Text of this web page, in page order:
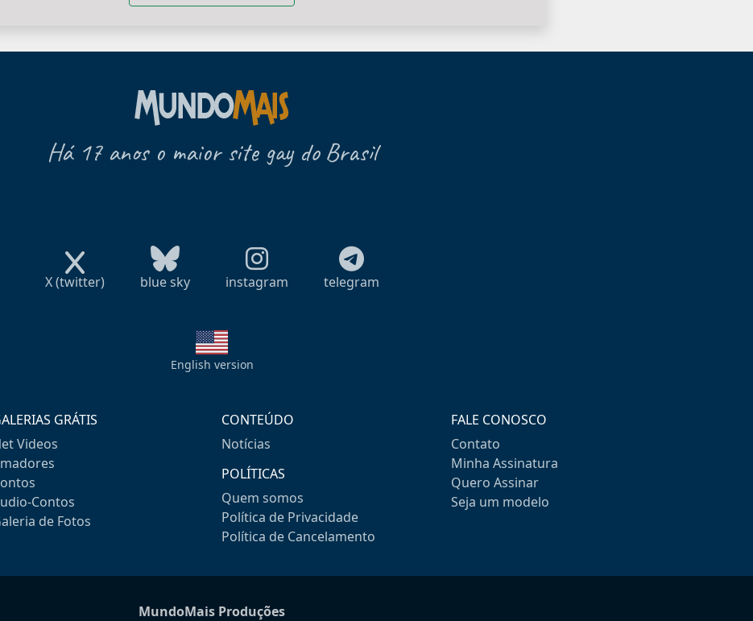
Há 17 anos o maior site gay do Brasil
X (twitter) blue sky instagram telegram
English version
GRÁTIS
Videos
Contos
de Fotos
CONTEÚDO
Notícias
POLÍTICAS
Quem somos
Política de Privacidade
Política de Cancelamento
FALE CONOSCO
Contato
Minha Assinatura
Quero Assinar
Seja um modelo
MundoMais Produções